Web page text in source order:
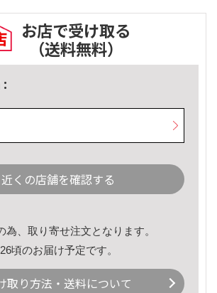
お店で受け取る
（送料無料）
近くの店舗を確認する
為、取り寄せ注文となります。
頃のお届け予定です。
取り方法・送料について